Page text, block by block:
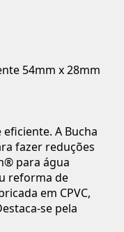
54mm x 28mm
A Bucha
fazer reduções
para água
reforma de
em CPVC,
se pela